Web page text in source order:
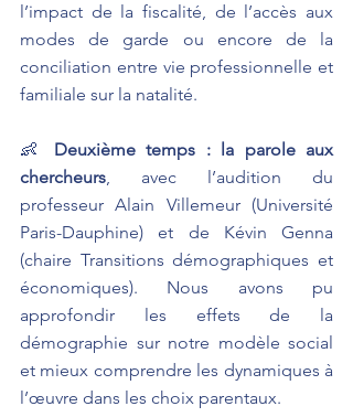
l’impact de la fiscalité, de l’accès aux
modes de garde ou encore de la
conciliation entre vie professionnelle et
familiale sur la natalité.
👶 Deuxième temps : la parole aux
chercheurs, avec l’audition du
professeur Alain Villemeur (Université
Paris-Dauphine) et de Kévin Genna
(chaire Transitions démographiques et
économiques). Nous avons pu
approfondir les effets de la
démographie sur notre modèle social
et mieux comprendre les dynamiques à
l’œuvre dans les choix parentaux.